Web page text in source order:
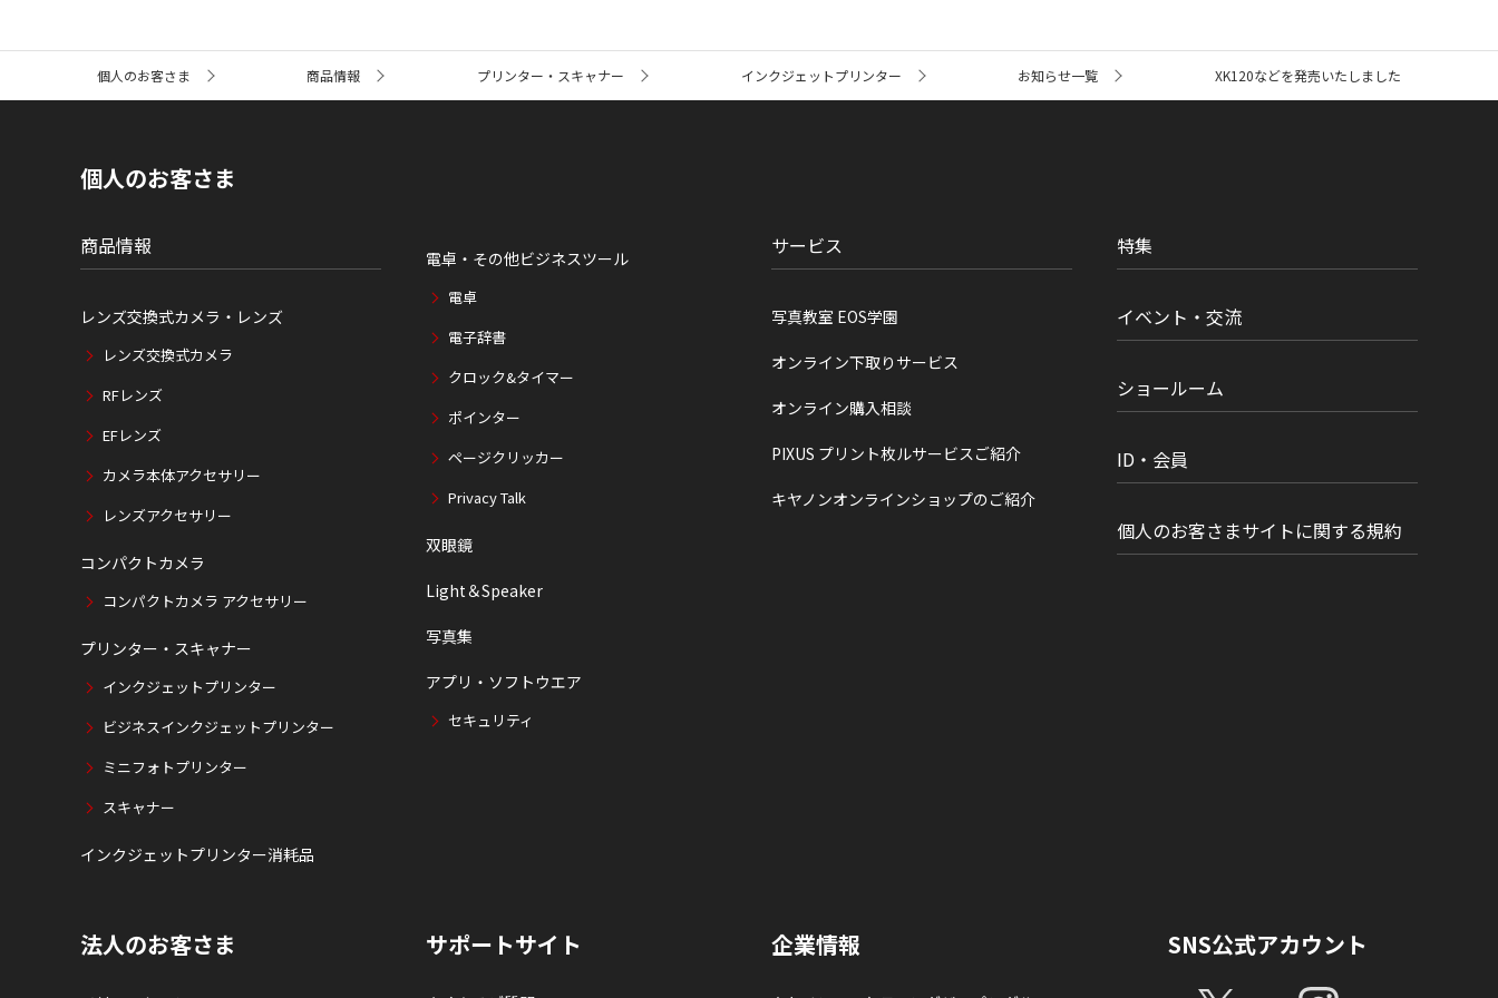
ト
個人のお客さま 商品情報 プリンター・スキャナー インクジェットプリンター お知らせ一覧 XK120などを発売いたしました
個人のお客さま
商品情報
レンズ交換式カメラ・レンズ
レンズ交換式カメラ
RFレンズ
EFレンズ
カメラ本体アクセサリー
レンズアクセサリー
コンパクトカメラ
コンパクトカメラ アクセサリー
プリンター・スキャナー
インクジェットプリンター
ビジネスインクジェットプリンター
ミニフォトプリンター
スキャナー
インクジェットプリンター消耗品
電卓・その他ビジネスツール
電卓
電子辞書
クロック&タイマー
ポインター
ページクリッカー
Privacy Talk
双眼鏡
Light＆Speaker
写真集
アプリ・ソフトウエア
セキュリティ
サービス
写真教室 EOS学園
オンライン下取りサービス
オンライン購入相談
PIXUS プリント枚ルサービスご紹介
キヤノンオンラインショップのご紹介
特集
イベント・交流
ショールーム
ID・会員
個人のお客さまサイトに関する規約
法人のお客さま サポートサイト 企業情報 SNS公式アカウント